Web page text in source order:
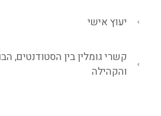
יעוץ אישי
קשרי גומלין בין הסטודנטים,
והקהילה